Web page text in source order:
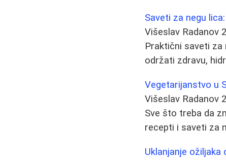
Saveti za negu
Višeslav Radanov
Praktični saveti za
održati zdravu,
Vegetarijanstvo u
Višeslav Radanov
Sve što treba da
recepti i saveti za
Uklanjanje ožiljaka